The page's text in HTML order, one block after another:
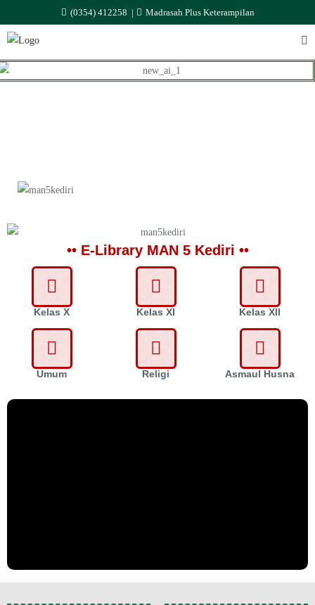
(0354) 412258 Madrasah Plus Keterampilan
•• E-Library MAN 5 Kediri ••
Kelas X Kelas XI Kelas XII
Umum Religi Asmaul Husna